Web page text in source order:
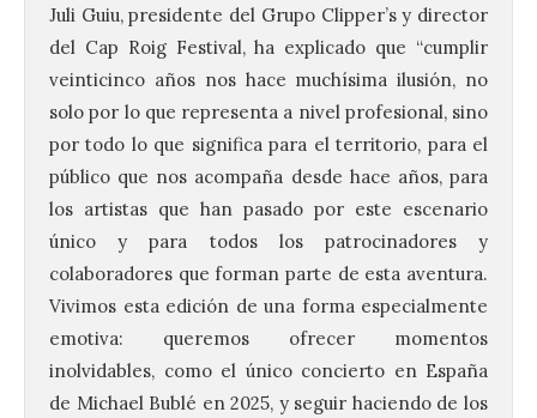
Juli Guiu, presidente del Grupo Clipper’s y director
del Cap RoigFestival, ha explicado que “cumplir
veinticinco años nos hace muchísima ilusión, no
solo por lo que representa a nivel profesional, sino
por todo lo que significa para el territorio, para el
público que nos acompaña desde hace años, para
los artistas que han pasado por este escenario
único y para todos los patrocinadores y
colaboradores que forman parte de esta aventura.
Vivimos esta edición de una forma especialmente
emotiva: queremos ofrecer momentos
inolvidables, como el único concierto en España
de Michael Bublé en 2025, y seguir haciendo de los